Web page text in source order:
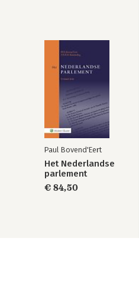
Paul Bovend'Eert
Het Nederlandse
parlement
€ 84,50